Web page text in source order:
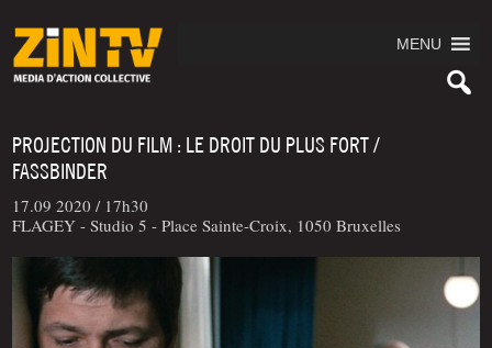
MENU
PROJECTION DU FILM : LE DROIT DU PLUS FORT /
FASSBINDER
17.09 2020 / 17h30
FLAGEY - Studio 5 - Place Sainte-Croix, 1050 Bruxelles